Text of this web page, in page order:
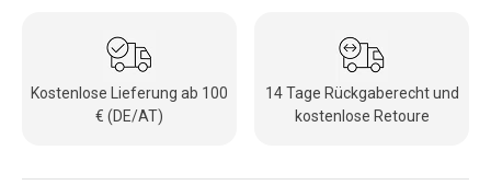
Kostenlose Lieferung ab 100
€ (DE/AT)
14 Tage Rückgaberecht und
kostenlose Retoure